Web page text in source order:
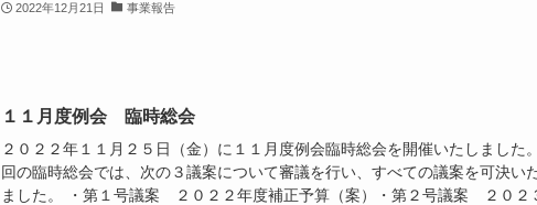
2022年12月21日 事業報告
１１月度例会 臨時総会
２０２２年１１月２５日（金）に１１月度例会臨時総会を開催いたしました
回の臨時総会では、次の３議案について審議を行い、すべての議案を可決い
ました。 ・第１号議案 ２０２２年度補正予算（案）・第２号議案 ２０２